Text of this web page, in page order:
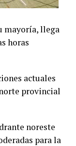
mayoría, llega
horas
actuales
provincial
noreste
para la